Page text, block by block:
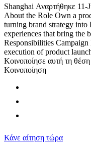
Shanghai Αναρτήθηκε 11-
About the Role Own a
turning brand strategy into
experiences that bring the
Responsibilities
execution of product
Κοινοποίησε αυτή τη θέση
Κοινοποίηση
Κάνε αίτηση τώρα